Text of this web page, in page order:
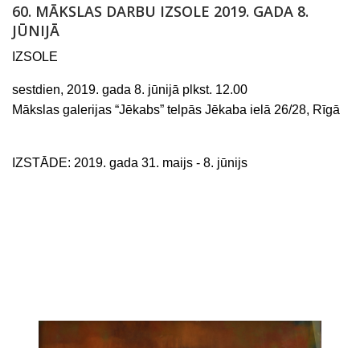
60. MĀKSLAS DARBU IZSOLE 2019. GADA 8.
JŪNIJĀ
IZSOLE
sestdien, 2019. gada 8. jūnijā plkst. 12.00
Mākslas galerijas “Jēkabs” telpās Jēkaba ielā 26/28, Rīgā
IZSTĀDE: 2019. gada 31. maijs - 8. jūnijs